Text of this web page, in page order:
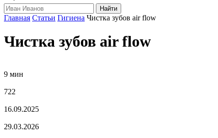
Найти
Главная Статьи Гигиена Чистка зубов air flow
Чистка зубов air flow
9 мин
722
16.09.2025
29.03.2026